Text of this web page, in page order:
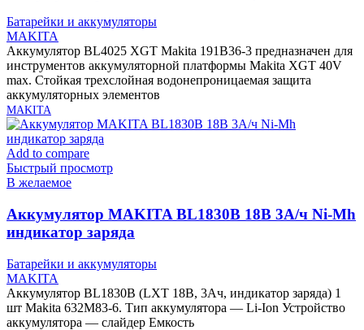
Батарейки и аккумуляторы
MAKITA
Аккумулятор BL4025 XGT Makita 191B36-3 предназначен для
инструментов аккумуляторной платформы Makita XGT 40V
max. Стойкая трехслойная водонепроницаемая защита
аккумуляторных элементов
MAKITA
Add to compare
Быстрый просмотр
В желаемое
Аккумулятор MAKITA BL1830B 18В 3А/ч Ni-Mh
индикатор заряда
Батарейки и аккумуляторы
MAKITA
Аккумулятор BL1830B (LXT 18В, 3Ач, индикатор заряда) 1
шт Makita 632M83-6. Тип аккумулятора — Li-Ion Устройство
аккумулятора — слайдер Емкость